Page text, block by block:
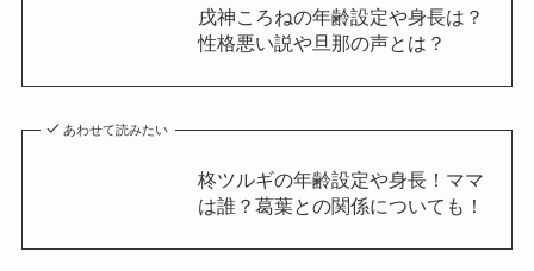
戌神ころねの年齢設定や身長は？
性格悪い説や旦那の声とは？
あわせて読みたい
柊ツルギの年齢設定や身長！ママ
は誰？葛葉との関係についても！